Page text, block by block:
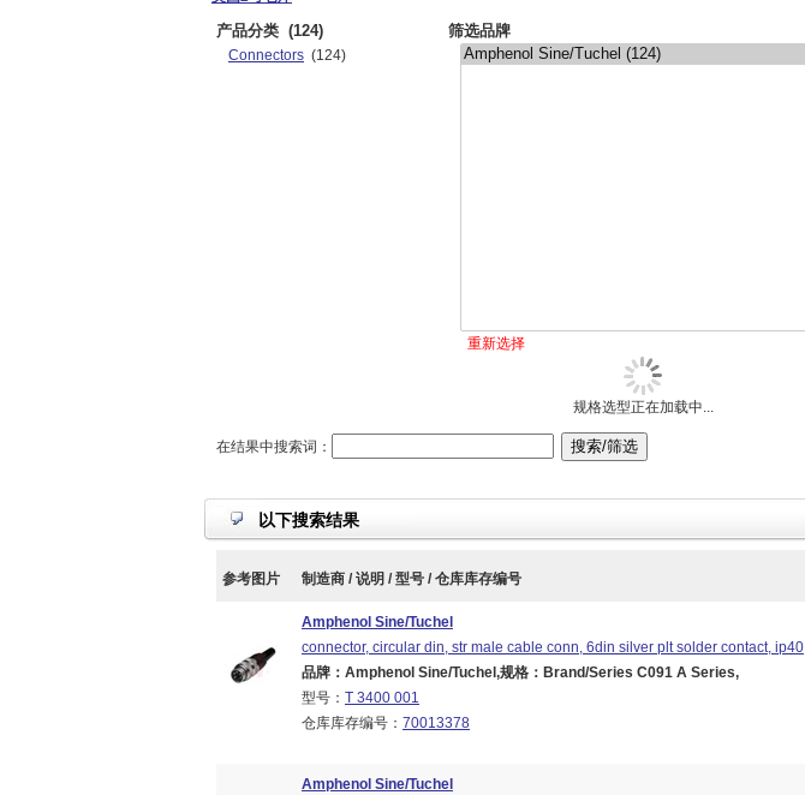
产品分类 (124)
Connectors (124)
筛选品牌
重新选择
规格选型正在加载中...
在结果中搜索词：
以下搜索结果
参考图片 制造商 / 说明 / 型号 / 仓库库存编号
Amphenol Sine/Tuchel
connector, circular din, str male cable conn, 6din silver plt solder contact, ip40
品牌：Amphenol Sine/Tuchel,规格：Brand/Series C091 A Series,
型号： T 3400 001
仓库库存编号： 70013378
Amphenol Sine/Tuchel